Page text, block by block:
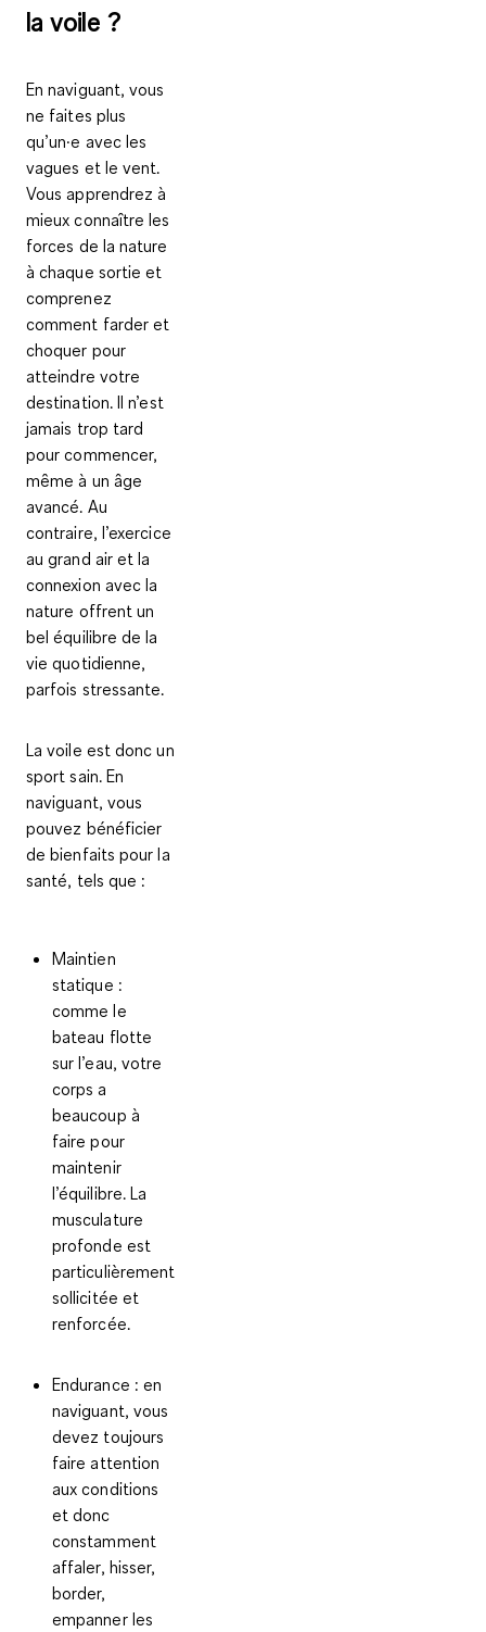
la voile ?
En naviguant, vous
ne faites plus
qu’un·e avec les
vagues et le vent.
Vous apprendrez à
mieux connaître les
forces de la nature
à chaque sortie et
comprenez
comment farder et
choquer pour
atteindre votre
destination. Il n’est
jamais trop tard
pour commencer,
même à un âge
avancé. Au
contraire, l’exercice
au grand airet la
connexion avec la
nature offrent un
bel équilibre de la
vie quotidienne,
parfois stressante.
La voile est donc un
sport sain. En
naviguant, vous
pouvez bénéficier
de bienfaits pour la
santé, tels que :
Maintien
statique :
comme le
bateau flotte
sur l’eau, votre
corps a
beaucoup à
faire pour
maintenir
l’équilibre. La
musculature
profonde est
particulièrement
sollicitée et
renforcée.
Endurance : en
naviguant, vous
devez toujours
faire attention
aux conditions
et donc
constamment
affaler, hisser,
border,
empanner les